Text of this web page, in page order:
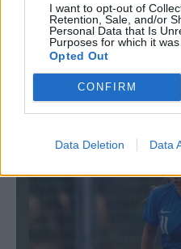
I want to opt-out of
Retention, Sale, and/or
Personal Data that Is
Purposes for which it was
Opted Out
CONFIRM
Data Deletion Data